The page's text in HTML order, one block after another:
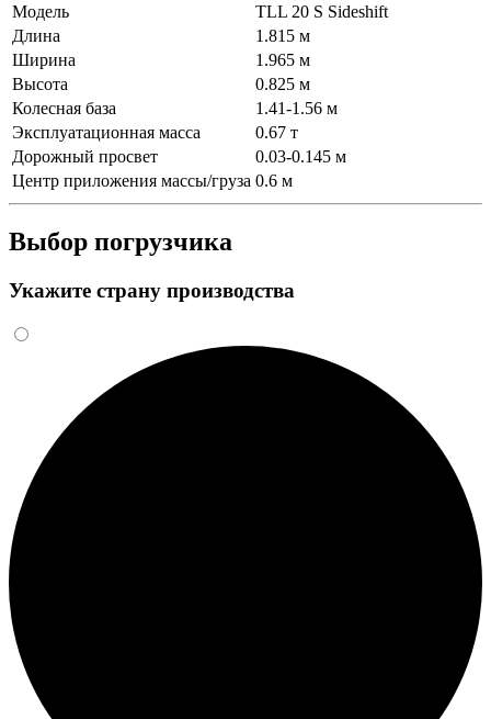
Модель
TLL 20 S Sideshift
Длина
1.815 м
Ширина
1.965 м
Высота
0.825 м
Колесная база
1.41-1.56 м
Эксплуатационная масса
0.67 т
Дорожный просвет
0.03-0.145 м
Центр приложения массы/груза 0.6 м
Выбор погрузчика
Укажите страну производства